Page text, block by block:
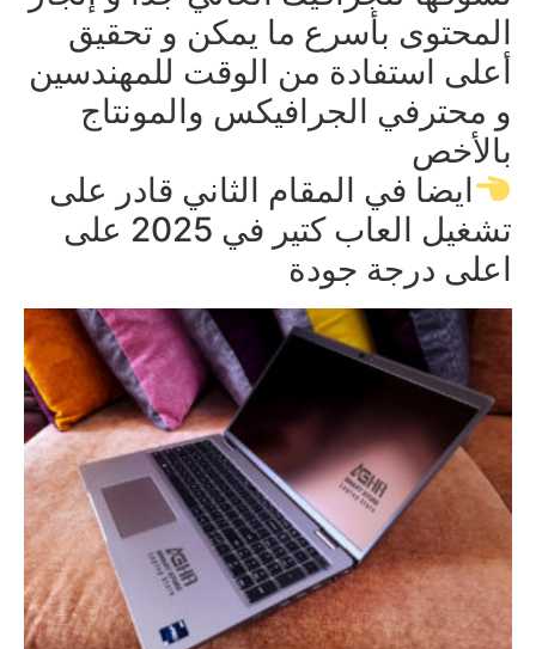
المحتوى بأسرع ما يمكن و تحقيق
أعلى استفادة من الوقت للمهندسين
و محترفي الجرافيكس والمونتاج
بالأخص
ايضا في المقام الثاني قادر على
تشغيل العاب كتير في 2025 على
اعلى درجة جودة